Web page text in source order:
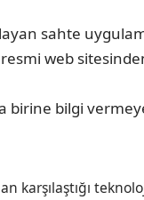
sahte
web
birine bilgi
karşılaştığı